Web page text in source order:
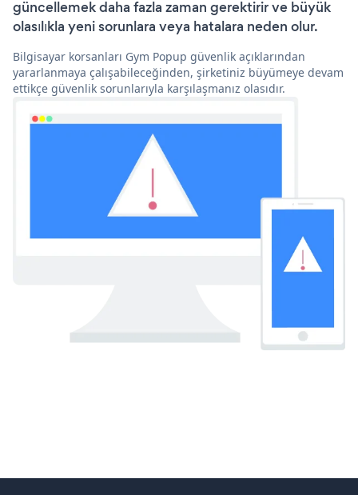
güncellemek daha fazla zaman gerektirir ve büyük
olasılıkla yeni sorunlara veya hatalara neden olur.
Bilgisayar korsanları Gym Popup güvenlik açıklarından
yararlanmaya çalışabileceğinden, şirketiniz büyümeye devam
ettikçe güvenlik sorunlarıyla karşılaşmanız olasıdır.